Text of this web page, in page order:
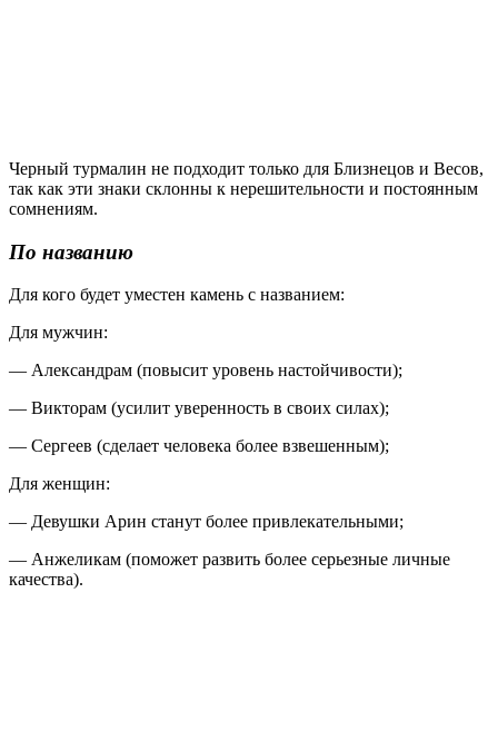
Черный турмалин не подходит только для Близнецов и Весов,
так как эти знаки склонны к нерешительности и постоянным
сомнениям.
По названию
Для кого будет уместен камень с названием:
Для мужчин:
— Александрам (повысит уровень настойчивости);
— Викторам (усилит уверенность в своих силах);
— Сергеев (сделает человека более взвешенным);
Для женщин:
— Девушки Арин станут более привлекательными;
— Анжеликам (поможет развить более серьезные личные
качества).